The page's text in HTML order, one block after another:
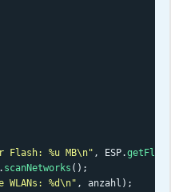
Flash: %u MB\n" , ESP.
scanNetworks ();
WLANs: %d\n" , anzahl);